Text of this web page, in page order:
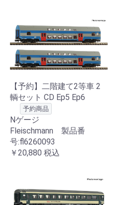
【予約】二階建て2等車 2
輌セット CD Ep5 Ep6
予約商品
Nゲージ
Fleischmann 製品番
号:fl6260093
￥20,880 税込